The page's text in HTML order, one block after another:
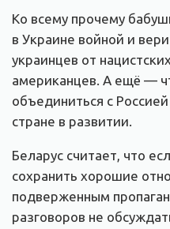
Ко всему прочему
в Украине войной и
украинцев от
американцев. А ещё —
объединиться с
стране в развитии.
Беларус считает, что
сохранить хорошие
подверженным
разговоров не